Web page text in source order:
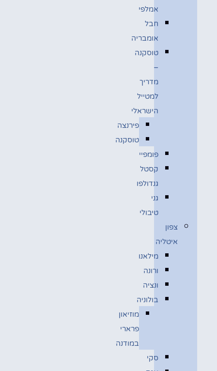
אמלפי
חבל
אומבריה
טוסקנה
–
מדריך
למטייל
הישראלי
פירנצה
טוסקנה
פומפיי
קסטל
גנדולפו
גני
טיבולי
צפון
איטליה
מילאנו
ורונה
ונציה
בולוניה
מוזיאון
פרארי
במודנה
סקי